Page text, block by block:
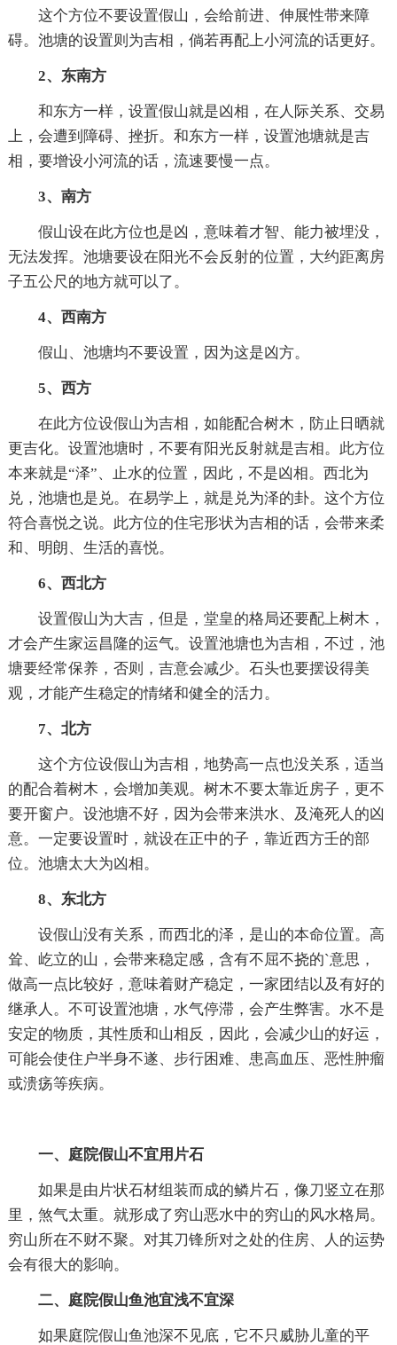
这个方位不要设置假山，会给前进、伸展性带来障
碍。池塘的设置则为吉相，倘若再配上小河流的话更好。
2、东南方
和东方一样，设置假山就是凶相，在人际关系、交易
上，会遭到障碍、挫折。和东方一样，设置池塘就是吉
相，要增设小河流的话，流速要慢一点。
3、南方
假山设在此方位也是凶，意味着才智、能力被埋没，
无法发挥。池塘要设在阳光不会反射的位置，大约距离房
子五公尺的地方就可以了。
4、西南方
假山、池塘均不要设置，因为这是凶方。
5、西方
在此方位设假山为吉相，如能配合树木，防止日晒就
更吉化。设置池塘时，不要有阳光反射就是吉相。此方位
本来就是“泽”、止水的位置，因此，不是凶相。西北为
兑，池塘也是兑。在易学上，就是兑为泽的卦。这个方位
符合喜悦之说。此方位的住宅形状为吉相的话，会带来柔
和、明朗、生活的喜悦。
6、西北方
设置假山为大吉，但是，堂皇的格局还要配上树木，
才会产生家运昌隆的运气。设置池塘也为吉相，不过，池
塘要经常保养，否则，吉意会减少。石头也要摆设得美
观，才能产生稳定的情绪和健全的活力。
7、北方
这个方位设假山为吉相，地势高一点也没关系，适当
的配合着树木，会增加美观。树木不要太靠近房子，更不
要开窗户。设池塘不好，因为会带来洪水、及淹死人的凶
意。一定要设置时，就设在正中的子，靠近西方壬的部
位。池塘太大为凶相。
8、东北方
设假山没有关系，而西北的泽，是山的本命位置。高
耸、屹立的山，会带来稳定感，含有不屈不挠的`意思，
做高一点比较好，意味着财产稳定，一家团结以及有好的
继承人。不可设置池塘，水气停滞，会产生弊害。水不是
安定的物质，其性质和山相反，因此，会减少山的好运，
可能会使住户半身不遂、步行困难、患高血压、恶性肿瘤
或溃疡等疾病。
一、庭院假山不宜用片石
如果是由片状石材组装而成的鳞片石，像刀竖立在那
里，煞气太重。就形成了穷山恶水中的穷山的风水格局。
穷山所在不财不聚。对其刀锋所对之处的住房、人的运势
会有很大的影响。
二、庭院假山鱼池宜浅不宜深
如果庭院假山鱼池深不见底，它不只威胁儿童的平